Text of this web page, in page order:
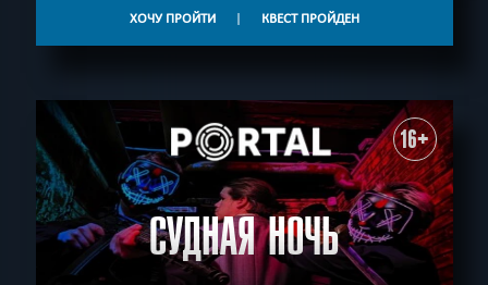
ХОЧУ ПРОЙТИ | КВЕСТ ПРОЙДЕН
16+
СУДНАЯ НОЧЬ